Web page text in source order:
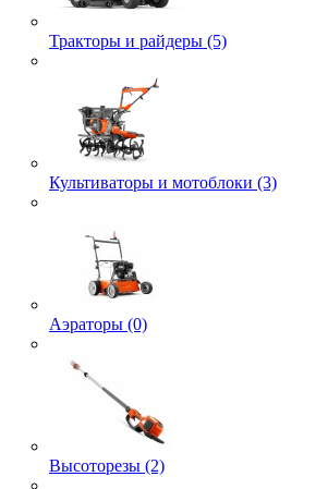
Тракторы и райдеры (5)
Культиваторы и мотоблоки (3)
Аэраторы (0)
Высоторезы (2)